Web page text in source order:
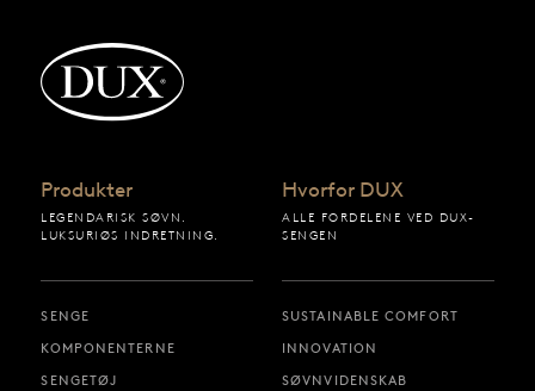
Produkter
LEGENDARISK SØVN.
LUKSURIØS INDRETNING.
SENGE
KOMPONENTERNE
SENGETØJ
Hvorfor DUX
ALLE FORDELENE VED DUX-
SENGEN
SUSTAINABLE COMFORT
INNOVATION
SØVNVIDENSKAB